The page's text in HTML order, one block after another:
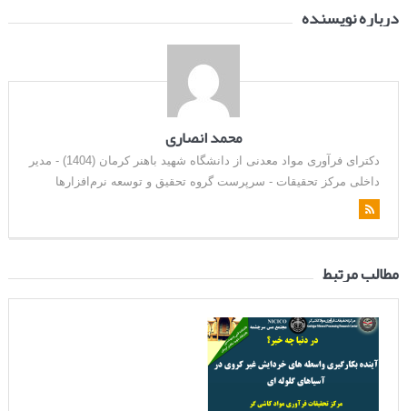
درباره نویسنده
محمد انصاری
دکترای فرآوری مواد معدنی از دانشگاه شهید باهنر کرمان (1404) - مدیر
داخلی مرکز تحقیقات - سرپرست گروه تحقیق و توسعه نرم‌افزارها
مطالب مرتبط